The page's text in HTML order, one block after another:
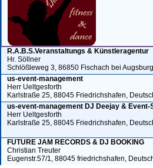
R.A.B.S.Veranstaltungs & Künstleragentur
Hr. Söllner
Schlößleweg 3, 86850 Fischach bei
us-event-management
Herr Ueltgesforth
Karlstraße 25, 88045 Friedrichshafen,
us-event-management DJ Deejay & Event-
Herr Ueltgesforth
Karlstraße 25, 88045 Friedrichshafen,
FUTURE JAM RECORDS & DJ BOOKING
Christian Treuter
Eugenstr.57/1, 88045 friedrichshafen,